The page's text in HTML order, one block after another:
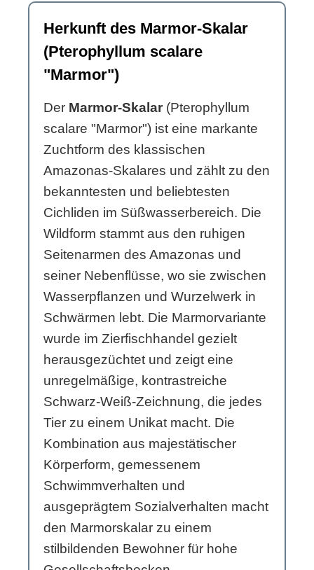
Herkunft des Marmor-Skalar
(Pterophyllum scalare
"Marmor")
Der Marmor-Skalar (Pterophyllum
scalare "Marmor") ist eine markante
Zuchtform des klassischen
Amazonas-Skalares und zählt zu den
bekanntesten und beliebtesten
Cichliden im Süßwasserbereich. Die
Wildform stammt aus den ruhigen
Seitenarmen des Amazonas und
seiner Nebenflüsse, wo sie zwischen
Wasserpflanzen und Wurzelwerk in
Schwärmen lebt. Die Marmorvariante
wurde im Zierfischhandel gezielt
herausgezüchtet und zeigt eine
unregelmäßige, kontrastreiche
Schwarz-Weiß-Zeichnung, die jedes
Tier zu einem Unikat macht. Die
Kombination aus majestätischer
Körperform, gemessenem
Schwimmverhalten und
ausgeprägtem Sozialverhalten macht
den Marmorskalar zu einem
stilbildenden Bewohner für hohe